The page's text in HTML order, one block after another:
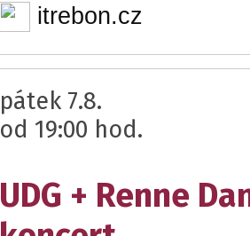
itrebon.cz
pátek 7.8.
od 19:00 hod.
UDG + Renne